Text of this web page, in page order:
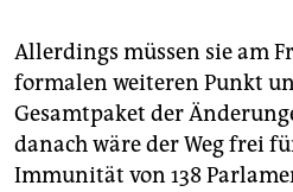
Allerdings müssen sie am
formalen weiteren Punkt
Gesamtpaket der
danach wäre der Weg frei
Immunität von 138